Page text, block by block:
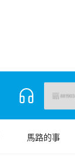
馬路的事